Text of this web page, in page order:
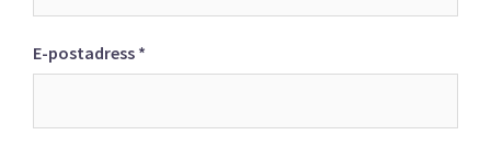
E-postadress *